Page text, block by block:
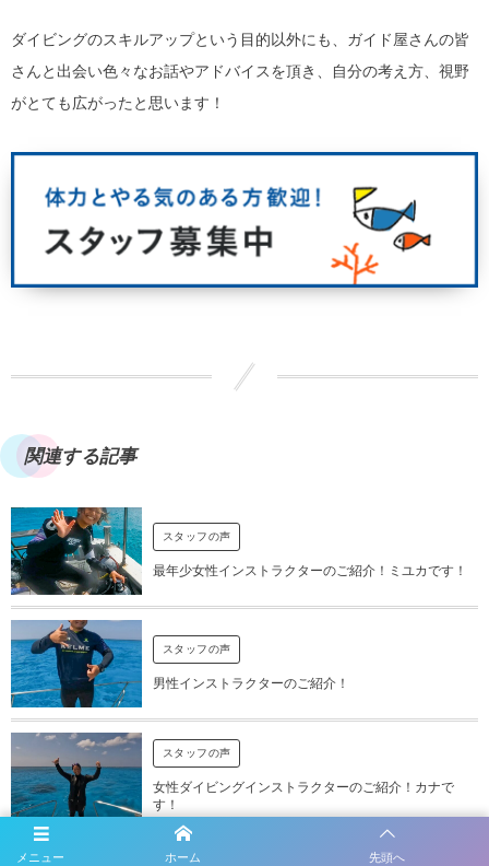
ダイビングのスキルアップという目的以外にも、ガイド屋さんの皆
さんと出会い色々なお話やアドバイスを頂き、自分の考え方、視野
がとても広がったと思います！
関連する記事
スタッフの声
最年少女性インストラクターのご紹介！ミユカです！
スタッフの声
男性インストラクターのご紹介！
スタッフの声
女性ダイビングインストラクターのご紹介！カナで
す！
メニュー ホーム 先頭へ